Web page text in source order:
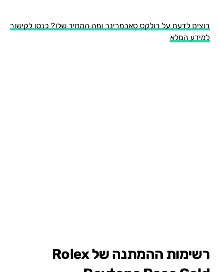
רוצים לדעת על רולקס סאבמרינר ומה המחיר שלו? כנסו לקישור
למידע המלא
רשימות ההמתנה של Rolex